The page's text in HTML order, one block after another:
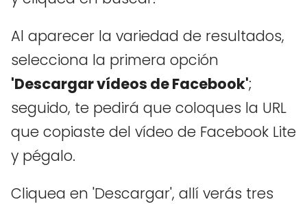
Al aparecer la variedad de resultados,
selecciona la primera opción
'Descargar vídeos de Facebook';
seguido, te pedirá que coloques la URL
que copiaste del vídeo de Facebook Lite
y pégalo.
Cliquea en 'Descargar', allí verás tres